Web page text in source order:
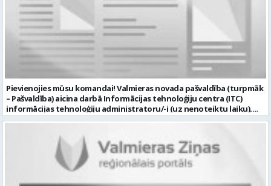
Pievienojies mūsu komandai! Valmieras novada pašvaldība (turpmāk
– Pašvaldība) aicina darbā Informācijas tehnoloģiju centra (ITC)
informācijas tehnoloģiju administratoru/-i (uz nenoteiktu laiku).
Darba vieta: Rūjienas un Naukšēnu apvienību teritorijās Ja Tev ir
vēlme: nodrošināt ar informācijas un komunikācijas tehnoloģijām
(turpmāk – IKT) saistīto problēmu pieteikumu pārvaldību un
operatīvu risināšanu; nodrošināt datortehnikas lietotāju atbalstu
un ar to saistīto problēmsituāciju risināšanu; uzstādīt, konfigurēt,
diagnosticēt un modernizēt Pašvaldības iestāžu datortehniku,
datortīklus un programmatūru, novērst kļūmes to darbībā;
kontrolēt ārējo pakalpojumu sniedzēju darbu izpildi Pašvaldības
IKT nomaiņu un efektīvāku izmantošanu; un ja Tev ir: vismaz vidējā
profesionālā izglītība informācijas tehnoloģiju jomā; darba
pieredze (ar informācijas tehnoloģijām saistītā jomā); izpratne par
datortehnikas un biroja tehnikas uzbūvi un problēmu risināšanas
secību; izpratne par datortīkla uzbūvi, tīkla iekārtu darbības